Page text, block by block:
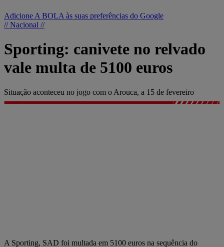
Adicione A BOLA às suas preferências do Google
// Nacional //
Sporting: canivete no relvado
vale multa de 5100 euros
Situação aconteceu no jogo com o Arouca, a 15 de fevereiro
A Sporting, SAD foi multada em 5100 euros na sequência do